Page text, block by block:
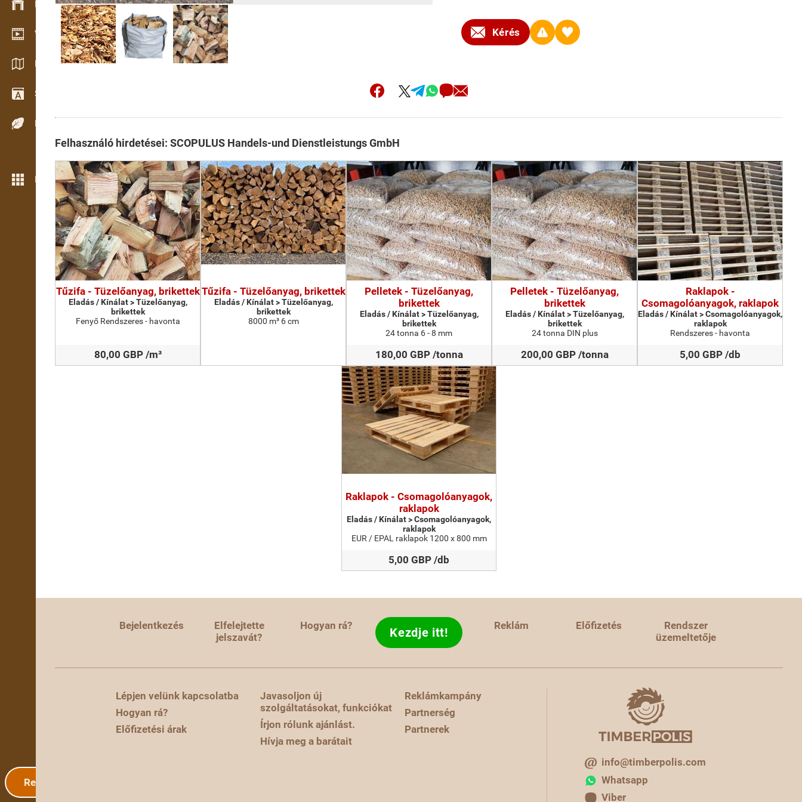
Készlet kezelés
Video bemutatóterem
Katalógusok / Prospektusok
Szótár
Fafajok
Még több funkció
Regisztráció
Kérés
Felhasználó hirdetései: SCOPULUS Handels-und Dienstleistungs GmbH
Tűzifa - Tüzelőanyag, brikettek
Eladás / Kínálat > Tüzelőanyag,
brikettek
Fenyő Rendszeres - havonta
80,00 GBP /m³
Tűzifa - Tüzelőanyag, brikettek
Eladás / Kínálat > Tüzelőanyag,
brikettek
8000 m³ 6 cm
Pelletek - Tüzelőanyag,
brikettek
Eladás / Kínálat > Tüzelőanyag,
brikettek
24 tonna 6 - 8 mm
180,00 GBP /tonna
Pelletek - Tüzelőanyag,
brikettek
Eladás / Kínálat > Tüzelőanyag,
brikettek
24 tonna DIN plus
200,00 GBP /tonna
Raklapok -
Csomagolóanyagok, raklapok
Eladás / Kínálat > Csomagolóanyagok,
raklapok
Rendszeres - havonta
5,00 GBP /db
Raklapok - Csomagolóanyagok,
raklapok
Eladás / Kínálat > Csomagolóanyagok,
raklapok
EUR / EPAL raklapok 1200 x 800 mm
5,00 GBP /db
Bejelentkezés
Elfelejtette
jelszavát?
Hogyan rá? Kezdje itt! Reklám Előfizetés
Rendszer
üzemeltetője
Lépjen velünk kapcsolatba
Hogyan rá?
Előfizetési árak
Javasoljon új
szolgáltatásokat, funkciókat
Írjon rólunk ajánlást.
Hívja meg a barátait
Reklámkampány
Partnerség
Partnerek
info@timberpolis.com
Whatsapp
Viber